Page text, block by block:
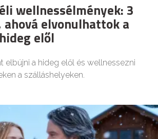
wellnessélmények: 3
ahová elvonulhattok a
elől
elbújni a hideg elől és wellnessezni
a szálláshelyeken.